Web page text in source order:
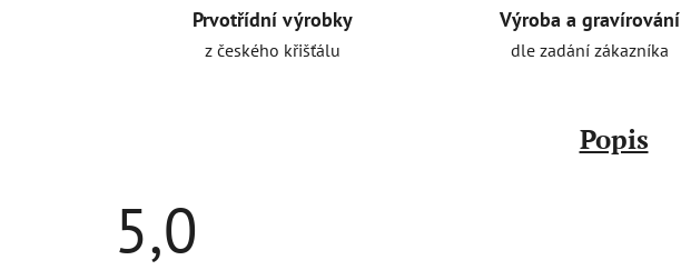
Prvotřídní výrobky
z českého křišťálu
Výroba a gravírování
dle zadání zákazníka
Popis
5,0